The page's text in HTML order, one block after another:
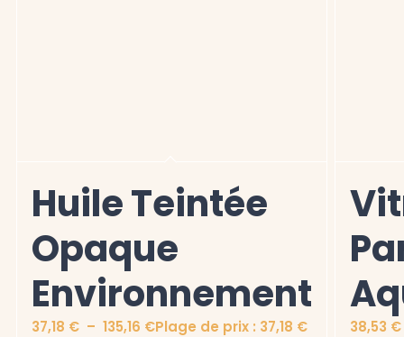
Huile Teintée
Opaque
Environnement
37,18 € – 135,16 €Plage de prix : 37,18 €
38,53 €